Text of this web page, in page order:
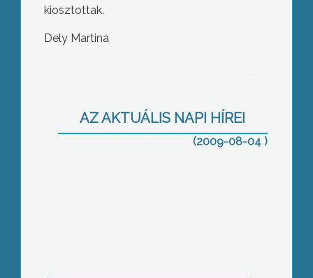
kiosztottak.
Dely Martina
AZ AKTUÁLIS NAPI HÍREI
(2009-08-04 )
nagyságrendű pályázatát nyerte el